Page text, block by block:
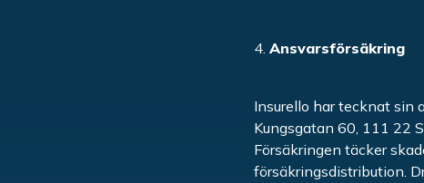
Ansvarsförsäkring
Insurello har tecknat sin
Kungsgatan 60, 111 22
Försäkringen täcker
försäkringsdistribution.